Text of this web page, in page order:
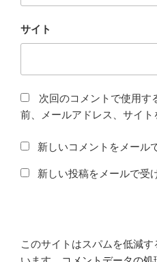
サイト
次回のコメントで使用す
前、メールアドレス、サイト
新しいコメントをメール
新しい投稿をメールで受
このサイトはスパムを低減